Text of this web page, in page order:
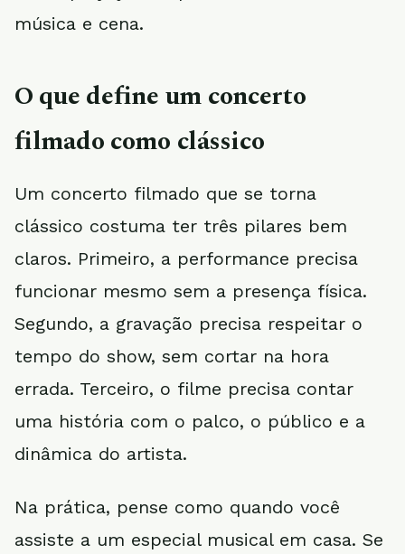
música e cena.
O que define um concerto
filmado como clássico
Um concerto filmado que se torna
clássico costuma ter três pilares bem
claros. Primeiro, a performance precisa
funcionar mesmo sem a presença física.
Segundo, a gravação precisa respeitar o
tempo do show, sem cortar na hora
errada. Terceiro, o filme precisa contar
uma história com o palco, o público e a
dinâmica do artista.
Na prática, pense como quando você
assiste a um especial musical em casa. Se